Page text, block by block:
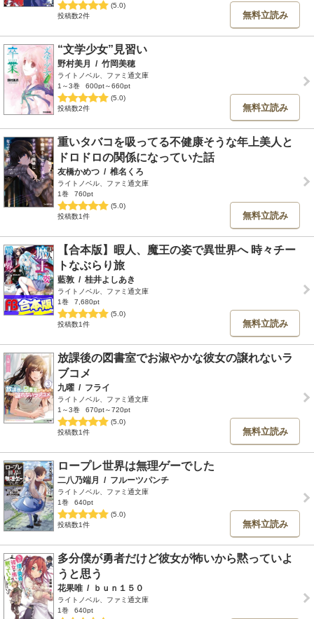
(5.0)
投稿数2件
無料立読み
“文学少女”見習い
野村美月 / 竹岡美穂
ライトノベル、ファミ通文庫
1～3巻
600pt～660pt
(5.0)
投稿数2件
無料立読み
重いタバコを吸ってる不健康そうな年上美人と
ドロドロの関係になっていた話
友橋かめつ / 椎名くろ
ライトノベル、ファミ通文庫
1巻
760pt
(5.0)
投稿数1件
無料立読み
【合本版】暇人、魔王の姿で異世界へ 時々チー
トなぶらり旅
藍敦 / 桂井よしあき
ライトノベル、ファミ通文庫
1巻
7,680pt
(5.0)
投稿数1件
無料立読み
放課後の図書室でお淑やかな彼女の譲れないラ
ブコメ
九曜 / フライ
ライトノベル、ファミ通文庫
1～3巻
670pt～720pt
(5.0)
投稿数1件
無料立読み
ロープレ世界は無理ゲーでした
二八乃端月 / フルーツパンチ
ライトノベル、ファミ通文庫
1巻
640pt
(5.0)
投稿数1件
無料立読み
多分僕が勇者だけど彼女が怖いから黙っていよ
うと思う
花果唯 / ｂｕｎ１５０
ライトノベル、ファミ通文庫
1巻
640pt